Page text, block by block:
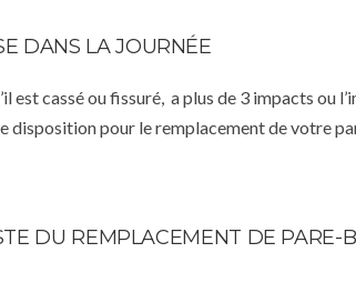
DANS LA JOURNÉE
cassé ou fissuré, a plus de 3 impacts ou
disposition pour le remplacement de votre
DU REMPLACEMENT DE PARE-